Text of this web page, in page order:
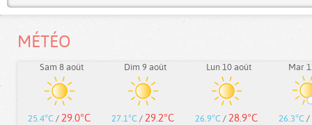
MÉTÉO
Sam 8 août
25.4°C / 29.0°C
Dim 9 août
27.1°C / 29.2°C
Lun 10 août
26.9°C / 28.9°C
Mar
26.3°C /